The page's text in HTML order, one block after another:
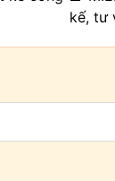
kế, tư